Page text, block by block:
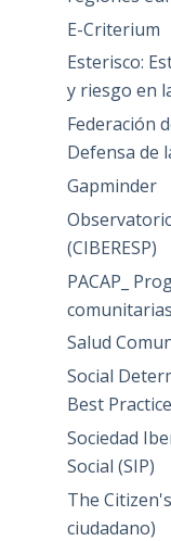
E-Criterium
Esterisco:
y riesgo en
Federación
Defensa de
Gapminder
(CIBERESP)
PACAP_
Salud
Social
Best
Sociedad
Social (SIP)
The
ciudadano)